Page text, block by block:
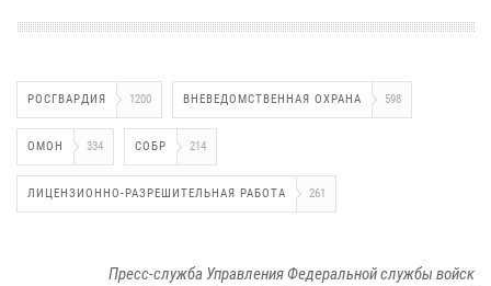
РОСГВАРДИЯ 1200 ВНЕВЕДОМСТВЕННАЯ ОХРАНА 598
ОМОН 334 СОБР 214
ЛИЦЕНЗИОННО-РАЗРЕШИТЕЛЬНАЯ РАБОТА 261
Пресс-служба Управления Федеральной службы войск